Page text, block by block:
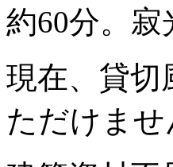
約60分。
現在、貸切
ただけませ